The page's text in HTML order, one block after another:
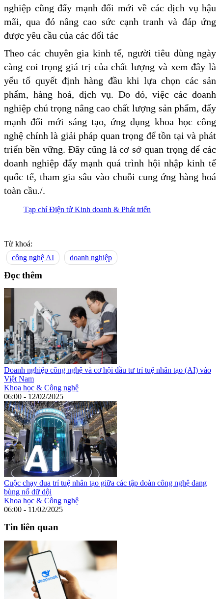
nghiệp cũng đẩy mạnh đổi mới về các dịch vụ hậu
mãi, qua đó nâng cao sức cạnh tranh và đáp ứng
được yêu cầu của các đối tác
Theo các chuyên gia kinh tế, người tiêu dùng ngày
càng coi trọng giá trị của chất lượng và xem đây là
yếu tố quyết định hàng đầu khi lựa chọn các sản
phẩm, hàng hoá, dịch vụ. Do đó, việc các doanh
nghiệp chú trọng nâng cao chất lượng sản phẩm, đẩy
mạnh đổi mới sáng tạo, ứng dụng khoa học công
nghệ chính là giải pháp quan trọng để tồn tại và phát
triển bền vững. Đây cũng là cơ sở quan trọng để các
doanh nghiệp đẩy mạnh quá trình hội nhập kinh tế
quốc tế, tham gia sâu vào chuỗi cung ứng hàng hoá
toàn cầu./.
Tạp chí Điện tử Kinh doanh & Phát triển
Từ khoá:
công nghệ AI
doanh nghiệp
Đọc thêm
Doanh nghiệp công nghệ và cơ hội đầu tư trí tuệ nhân tạo (AI) vào
Việt Nam
Khoa học & Công nghệ
06:00 - 12/02/2025
Cuộc chạy đua trí tuệ nhân tạo giữa các tập đoàn công nghệ đang
bùng nổ dữ dội
Khoa học & Công nghệ
06:00 - 11/02/2025
Tin liên quan